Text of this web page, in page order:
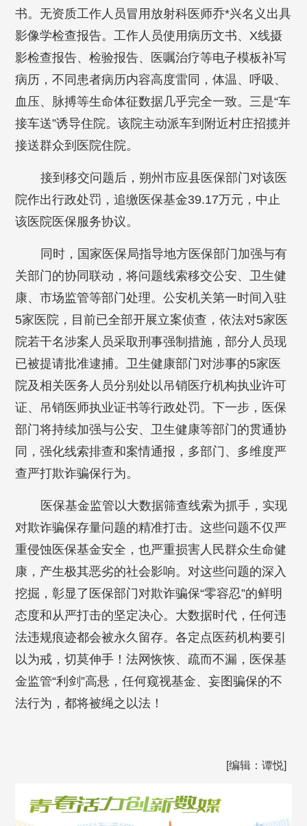
书。无资质工作人员冒用放射科医师乔*兴名义出具
影像学检查报告。工作人员使用病历文书、X线摄
影检查报告、检验报告、医嘱治疗等电子模板补写
病历，不同患者病历内容高度雷同，体温、呼吸、
血压、脉搏等生命体征数据几乎完全一致。三是“车
接车送”诱导住院。该院主动派车到附近村庄招揽并
接送群众到医院住院。
接到移交问题后，朔州市应县医保部门对该医
院作出行政处罚，追缴医保基金39.17万元，中止
该医院医保服务协议。
同时，国家医保局指导地方医保部门加强与有
关部门的协同联动，将问题线索移交公安、卫生健
康、市场监管等部门处理。公安机关第一时间入驻
5家医院，目前已全部开展立案侦查，依法对5家医
院若干名涉案人员采取刑事强制措施，部分人员现
已被提请批准逮捕。卫生健康部门对涉事的5家医
院及相关医务人员分别处以吊销医疗机构执业许可
证、吊销医师执业证书等行政处罚。下一步，医保
部门将持续加强与公安、卫生健康等部门的贯通协
同，强化线索排查和案情通报，多部门、多维度严
查严打欺诈骗保行为。
医保基金监管以大数据筛查线索为抓手，实现
对欺诈骗保存量问题的精准打击。这些问题不仅严
重侵蚀医保基金安全，也严重损害人民群众生命健
康，产生极其恶劣的社会影响。对这些问题的深入
挖掘，彰显了医保部门对欺诈骗保“零容忍”的鲜明
态度和从严打击的坚定决心。大数据时代，任何违
法违规痕迹都会被永久留存。各定点医药机构要引
以为戒，切莫伸手！法网恢恢、疏而不漏，医保基
金监管“利剑”高悬，任何窥视基金、妄图骗保的不
法行为，都将被绳之以法！
[编辑：谭悦]